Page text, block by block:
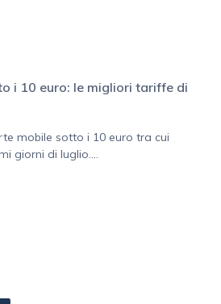
i 10 euro: le migliori tariffe di
mobile sotto i 10 euro tra cui
giorni di luglio....